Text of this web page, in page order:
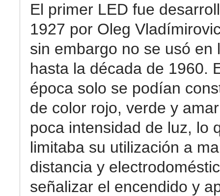
El primer LED fue
1927 por Oleg
sin embargo no se usó en
hasta la década de 1960.
época solo se podían
de color rojo, verde y
poca intensidad de luz, lo
limitaba su utilización a
distancia y
señalizar el encendido y